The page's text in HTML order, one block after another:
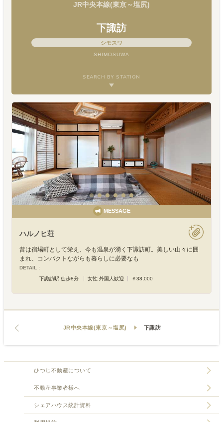
JR中央本線(東京～塩尻)
下諏訪
シモスワ
SHIMOSUWA
SEARCH BY STATION
MESSAGE
ハルノヒ荘
昔は宿場町として栄え、今も温泉が湧く下諏訪町。美しい山々に囲
まれ、コンパクトながらも暮らしに必要なも
DETAIL :
下諏訪駅 徒歩8分
女性 外国人歓迎 ￥38,000
JR中央本線(東京～塩尻) 下諏訪
ひつじ不動産について
不動産事業者様へ
シェアハウス統計資料